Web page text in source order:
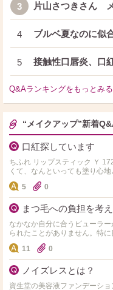
3 片山さつきさん
4 ブルベ夏なのに似
5 接触性口唇炎、口
Q&Aランキングをもっとみる
“メイクアップ”新着
口紅探しています
ちふれ リップスティック Ｙ
くて、なんといっても塗り心
5 0
まつ毛への負担を考え
なかなか自分に合うビューラ
られたことがありません。特
今まで使用したことのあるビ
11 0
ノイズレスとは？
資生堂の美容液ファンデーシ